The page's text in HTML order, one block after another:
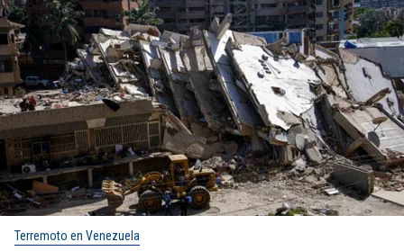
Terremoto en Venezuela